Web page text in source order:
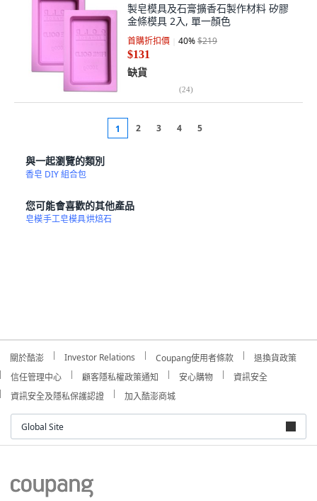
製皂模具及石膏擴香石製作材料 矽膠
金條模具 2入, 單一顏色
首購折扣價 40%$219
$131
缺貨
(24)
1 2 3 4 5
與一起瀏覽的類別
香皂 DIY 組合包
您可能會喜歡的其他產品
皂模手工皂模具烘焙石
關於酷澎 Investor Relations Coupang使用者條款
退換貨政策
信任管理中心
顧客隱私權政策通知 安心購物
資訊安全
資訊安全及隱私保護認證
加入酷澎商城
Global Site